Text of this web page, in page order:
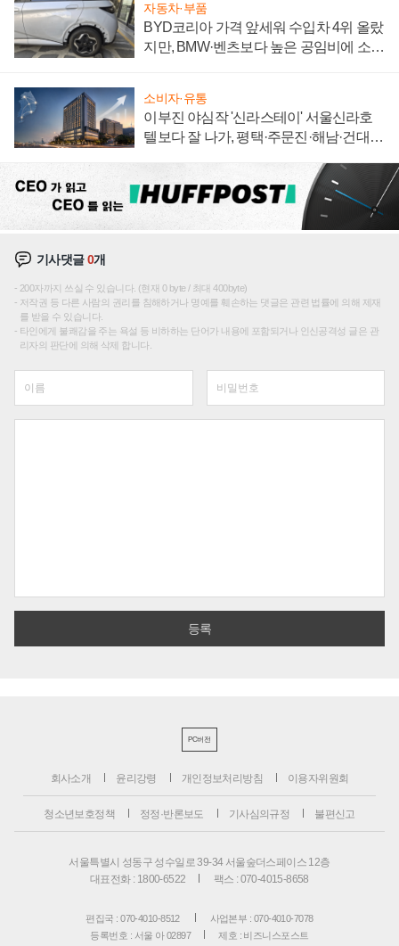
자동차·부품
BYD코리아 가격 앞세워 수입차 4위 올랐
지만, BMW·벤츠보다 높은 공임비에 소비
소비자·유통
이부진 야심작 '신라스테이' 서울신라호
텔보다 잘 나가, 평택·주문진·해남·건대로
기사댓글0개
200자까지 쓰실 수 있습니다. (현재 0 byte / 최대 400byte)
저작권 등 다른 사람의 권리를 침해하거나 명예를 훼손하는 댓글은 관련 법률에 의해 제재
를 받을 수 있습니다.
타인에게 불쾌감을 주는 욕설 등 비하하는 단어가 내용에 포함되거나 인신공격성 글은 관
리자의 판단에 의해 삭제 합니다.
PC버전
회사소개 윤리강령 개인정보처리방침 이용자위원회
청소년보호정책 정정·반론보도 기사심의규정 불편신고
서울특별시 성동구 성수일로 39-34 서울숲더스페이스 12층
대표전화 : 1800-6522
팩스 : 070-4015-8658
편집국 : 070-4010-8512
사업본부 : 070-4010-7078
등록번호 : 서울 아 02897
제호 : 비즈니스포스트